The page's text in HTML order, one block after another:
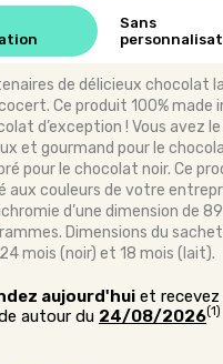
Sans
de délicieux chocolat
Ce produit 100% made
d’exception ! Vous avez
et gourmand pour le
pour le chocolat noir. Ce
aux couleurs de votre
d’une dimension de
Dimensions du
mois (noir) et 18 mois (lait).
aujourd'hui et
autour du 24/08/2026(1)